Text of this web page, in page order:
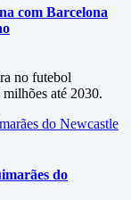
com Barcelona
no futebol
até 2030.
do